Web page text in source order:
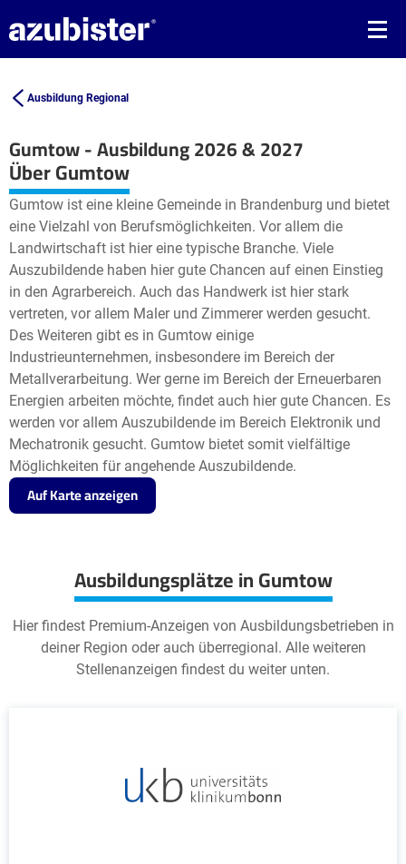
Ausbildung Regional
Gumtow - Ausbildung 2026 & 2027
+
−
Leaflet| ©OpenStreetMap2
Über Gumtow
Gumtow ist eine kleine Gemeinde in Brandenburg und bietet
eine Vielzahl von Berufsmöglichkeiten. Vor allem die
Landwirtschaft ist hier eine typische Branche. Viele
Auszubildende haben hier gute Chancen auf einen Einstieg
in den Agrarbereich. Auch das Handwerk ist hier stark
vertreten, vor allem Maler und Zimmerer werden gesucht.
Des Weiteren gibt es in Gumtow einige
Industrieunternehmen, insbesondere im Bereich der
Metallverarbeitung. Wer gerne im Bereich der Erneuerbaren
Energien arbeiten möchte, findet auch hier gute Chancen. Es
werden vor allem Auszubildende im Bereich Elektronik und
Mechatronik gesucht. Gumtow bietet somit vielfältige
Möglichkeiten für angehende Auszubildende.
Auf Karte anzeigen
Ausbildungsplätze in Gumtow
Hier findest Premium-Anzeigen von Ausbildungsbetrieben in
deiner Region oder auch überregional. Alle weiteren
Stellenanzeigen findest du weiter unten.